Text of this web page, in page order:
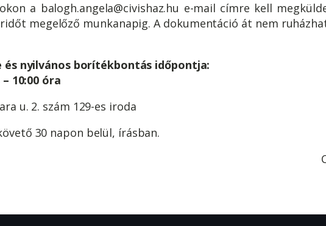
a balogh.angela@civishaz.hu e-mail címre kell
megelőző munkanapig. A dokumentáció át nem
nyilvános borítékbontás időpontja:
10:00 óra
u. 2. szám 129-es iroda
30 napon belül, írásban.